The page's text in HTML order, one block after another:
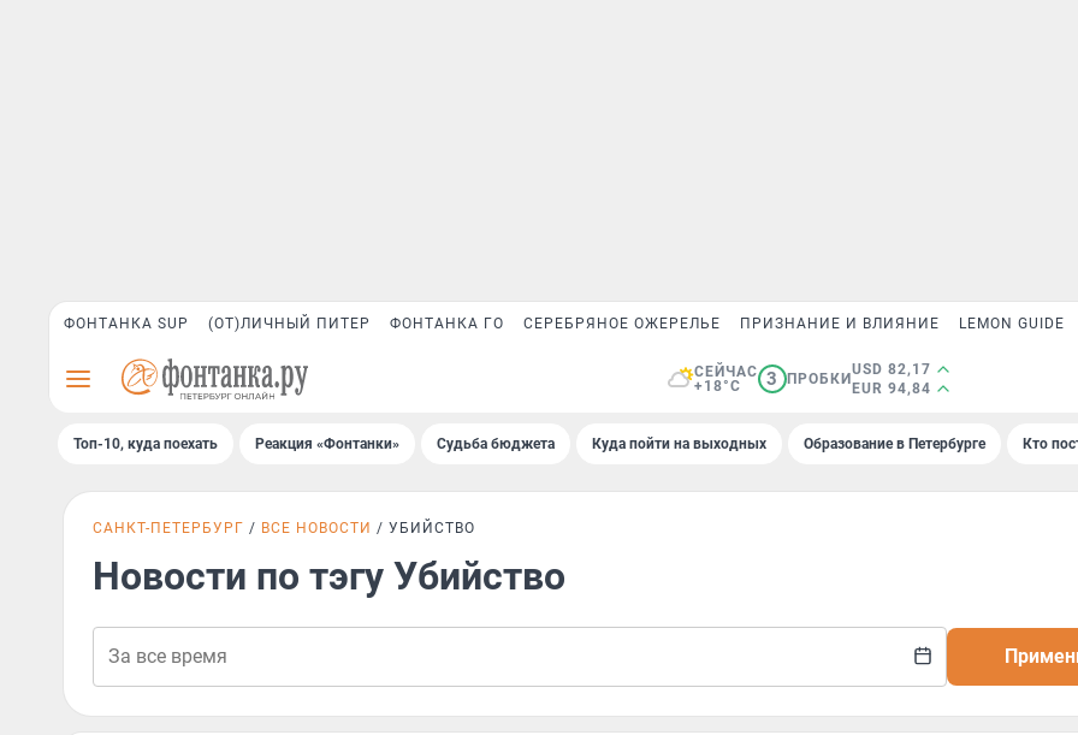
ФОНТАНКА SUP (ОТ)ЛИЧНЫЙ ПИТЕР ФОНТАНКА ГО СЕРЕБРЯНОЕ ОЖЕРЕЛЬЕ ПРИЗНАНИЕ И ВЛИЯНИЕ LEMON GUIDE
СЕЙЧАС
+18°C
3 ПРОБКИ
USD 82,17
EUR 94,84
Топ-10, куда поехать Реакция «Фонтанки» Судьба бюджета Куда пойти на выходных Образование в Петербурге Кто
САНКТ-ПЕТЕРБУРГ ВСЕ НОВОСТИ УБИЙСТВО
Новости по тэгу Убийство